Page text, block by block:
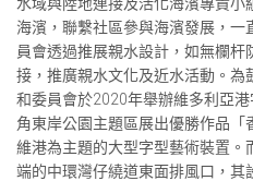
海濱，聯繫社區參與海濱發展，
員會透過推展親水設計，如無欄
接，推廣親水文化及近水活動。為
和委員會於2020年舉辦維多利亞
角東岸公園主題區展出優勝作品
維港為主題的大型字型藝術裝置
端的中環灣仔繞道東面排風口，其